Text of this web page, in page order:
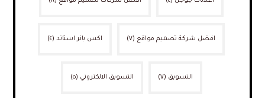
افضل شركة تصميم مواقع (٧) اكس بانر استاند (٤)
التسويق (٧) التسويق الالكتروني (٥)